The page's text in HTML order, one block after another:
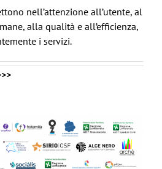
nell’attenzione all’utente, al
alla qualità e all’efficienza,
i servizi.